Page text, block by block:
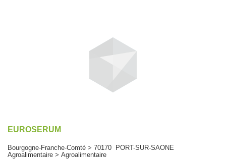
EUROSERUM
Bourgogne-Franche-Comté > 70170 PORT-SUR-SAONE
Agroalimentaire > Agroalimentaire